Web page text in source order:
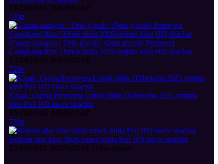
ТАРЖИМА ФИЛМЛАР
720p
G'azab alangasi / Tirik g'azab / Qahr g'azabi Premyera
Gongkong filmi Uzbek tilida 2026 tarjima kino HD skachat
ТАРЖИМА ФИЛМЛАР
720p
Kasal / Og'riq Premyera Uzbek tilida O'zbekcha 2025 tarjima
kino Full HD tas-ix skachat
ТАРЖИМА ФИЛМЛАР
720p
Hokum ujas kino 2026 uzbek tilida Full HD tas-ix skachat
ТАРЖИМА ФИЛМЛАР / Ujas kinolar